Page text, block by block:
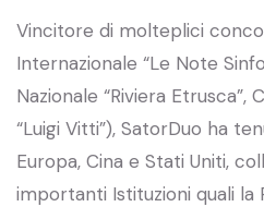
Vincitore di molteplici
Internazionale “Le Note
Nazionale “Riviera
“Luigi Vitti”), SatorDuo ha
Europa, Cina e Stati Uniti,
importanti Istituzioni quali la